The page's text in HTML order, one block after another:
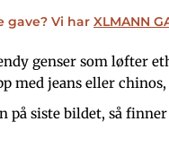
genser som løfter
med jeans eller
på siste bildet, så
gave? Vi har XLMANN